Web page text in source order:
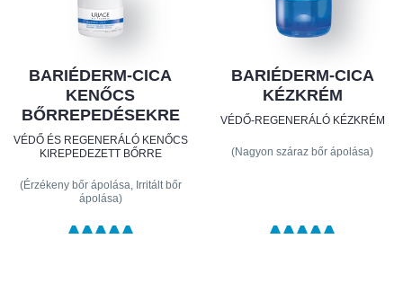
BARIÉDERM-CICA
KENŐCS
BŐRREPEDÉSEKRE
VÉDŐ ÉS REGENERÁLÓ KENŐCS
KIREPEDEZETT BŐRRE
(Érzékeny bőr ápolása, Irritált bőr
ápolása)
BARIÉDERM-CICA
KÉZKRÉM
VÉDŐ-REGENERÁLÓ KÉZKRÉM
(Nagyon száraz bőr ápolása)